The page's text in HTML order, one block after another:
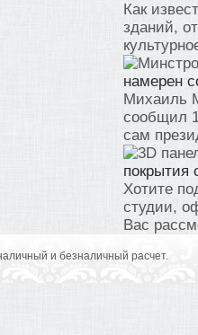
Как
зданий,
намерен
Михаиль
сообщил
сам
покрытия
Хотите
студии,
Вас
и безналичный расчет.